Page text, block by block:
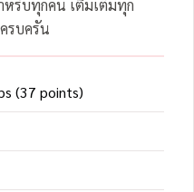
รับทุกคน เติมเต็มทุก
รบครัน
(37 points)